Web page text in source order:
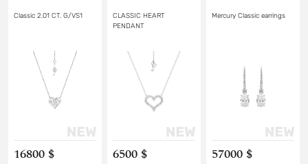
Classic 2.01 CT. G/VS1
16800 $
CLASSIC HEART
PENDANT
6500 $
Mercury Classic earrings
57000 $